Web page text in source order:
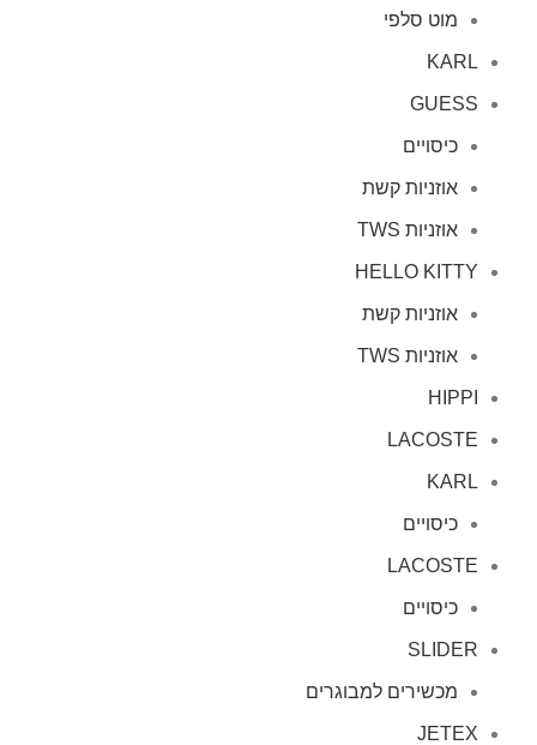
מוט סלפי
KARL
GUESS
כיסויים
אוזניות קשת
אוזניות TWS
HELLO KITTY
אוזניות קשת
אוזניות TWS
HIPPI
LACOSTE
KARL
כיסויים
LACOSTE
כיסויים
SLIDER
מכשירים למבוגרים
JETEX